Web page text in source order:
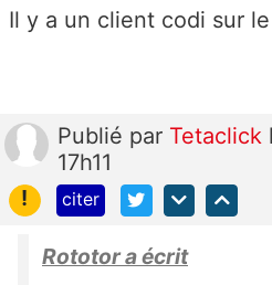
Il y a un client codi sur
Publié par Tetaclick
17h11
!
citer
Rototor a écrit